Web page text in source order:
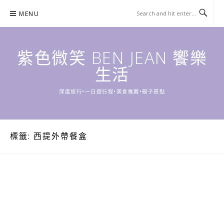
content
MENU
紫色微笑 BEN JEAN 饗樂
生活
深度旅行•一日遊行程•美食推薦•親子景點
標籤: 西提外帶餐盒